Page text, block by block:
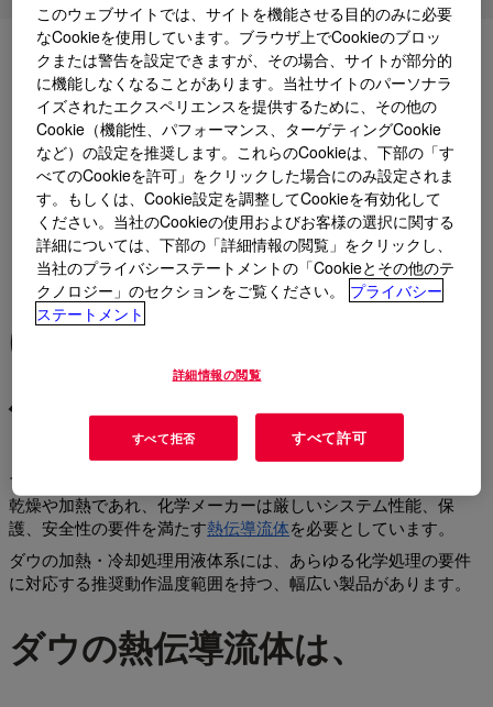
詳細 加熱と冷却
ほぼすべてのプロセス加熱お
よび冷却用途向けの熱伝導流
体
プロセス液体やポリマーの間接的な加熱であれ、バルク材料の
乾燥や加熱であれ、化学メーカーは厳しいシステム性能、保
護、安全性の要件を満たす熱伝導流体を必要としています。
ダウの加熱・冷却処理用液体系には、あらゆる化学処理の要件
に対応する推奨動作温度範囲を持つ、幅広い製品があります。
ダウの熱伝導流体は、
このウェブサイトでは、サイトを機能させる目的のみに必要
なCookieを使用しています。ブラウザ上でCookieのブロッ
クまたは警告を設定できますが、その場合、サイトが部分的
に機能しなくなることがあります。当社サイトのパーソナラ
イズされたエクスペリエンスを提供するために、その他の
Cookie（機能性、パフォーマンス、ターゲティングCookie
など）の設定を推奨します。これらのCookieは、下部の「す
べてのCookieを許可」をクリックした場合にのみ設定されま
す。もしくは、Cookie設定を調整してCookieを有効化して
ください。当社のCookieの使用およびお客様の選択に関する
詳細については、下部の「詳細情報の閲覧」をクリックし、
当社のプライバシーステートメントの「Cookieとその他のテ
クノロジー」のセクションをご覧ください。
プライバシー
ステートメント
詳細情報の閲覧
すべて拒否 すべて許可